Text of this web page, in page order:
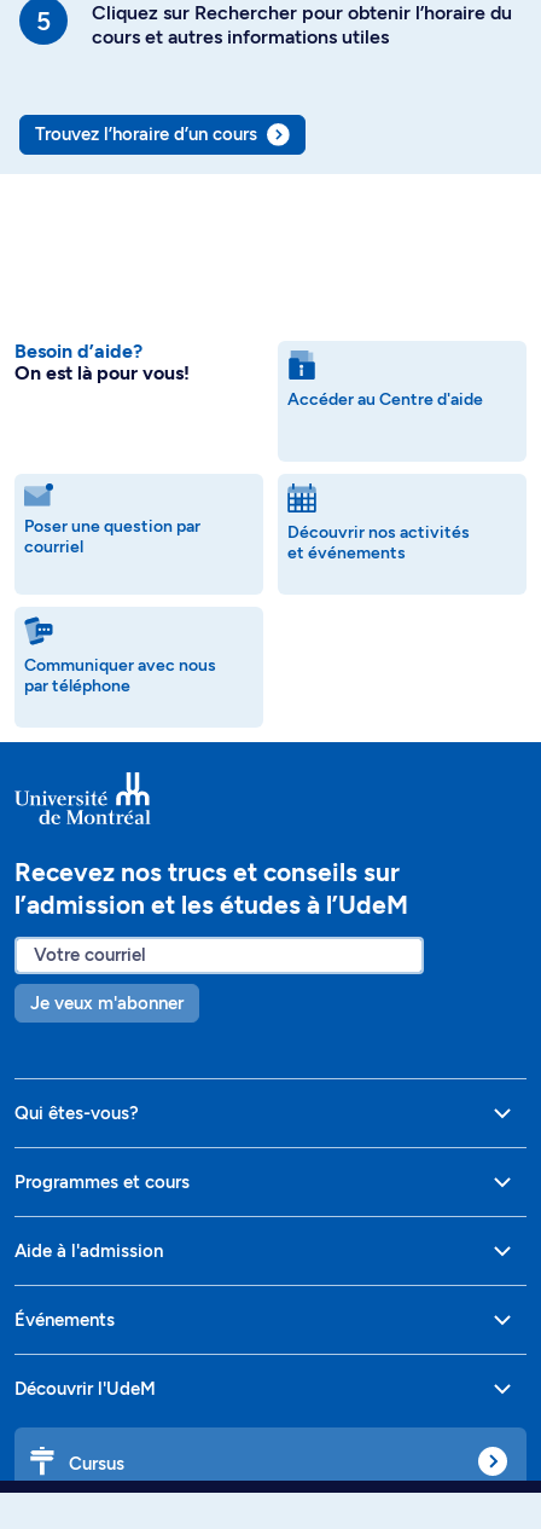
Cliquez sur Rechercher pour obtenir l’horaire du
cours et autres informations utiles
Trouvez l’horaire d’un cours
Besoin d’aide?
On est là pour vous!
Accéder au Centre d'aide
Poser une question par
courriel
Découvrir nos activités
et événements
Communiquer avec nous
par téléphone
Recevez nos trucs et conseils sur
l’admission et les études à l’UdeM
Je veux m'abonner
Qui êtes-vous?
Programmes et cours
Aide à l'admission
Événements
Découvrir l'UdeM
Cursus